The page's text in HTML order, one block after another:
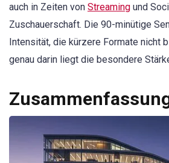
auch in Zeiten von Streaming und
Zuschauerschaft. Die 90-minütige
Intensität, die kürzere Formate nicht
genau darin liegt die besondere